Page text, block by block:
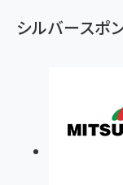
シルバースポ